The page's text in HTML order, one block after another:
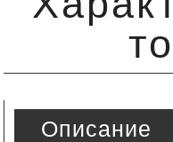
Описание